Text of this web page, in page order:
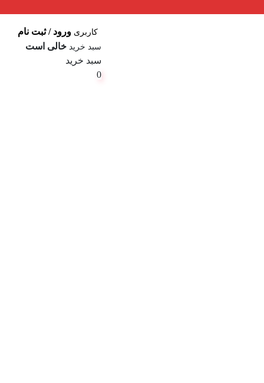
کاربری ورود / ثبت نام
سبد خرید خالی است
سبد خرید
0